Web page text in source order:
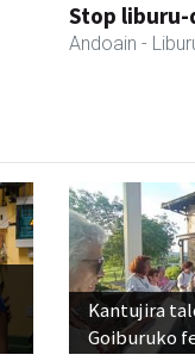
Stop liburu-
Andoain -
Kantujira
Goiburuko